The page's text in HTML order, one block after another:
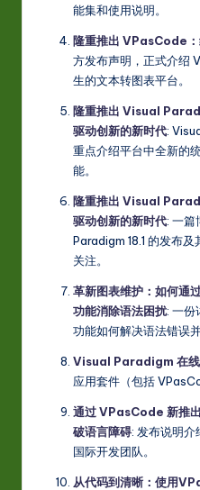
能集和使用说明。
隆重推出 VPasCode：
方发布声明，正式介绍
生的文本转图表平台。
隆重推出 Visual
驱动创新的新时代:
重点介绍平台中全新的
能。
隆重推出 Visual
驱动创新的新时代: 一篇
Paradigm 18.1 的发布
关注。
革新图表维护：如何通
功能消除语法困扰: 一份
功能如何解决语法错误
Visual Paradigm 在
应用套件（包括
通过 VPasCode 新推
破语言障碍: 发布说明介
国际开发团队。
从代码到清晰：使用